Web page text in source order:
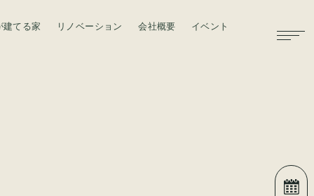
建てる家 リノベーション 会社概要 イベント